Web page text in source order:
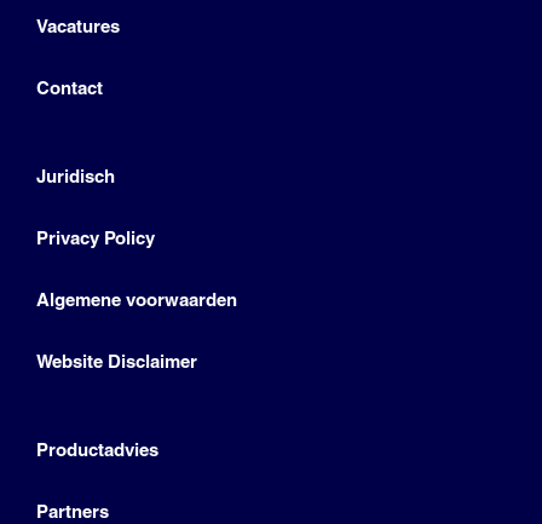
Vacatures
Contact
Juridisch
Privacy Policy
Algemene voorwaarden
Website Disclaimer
Productadvies
Partners